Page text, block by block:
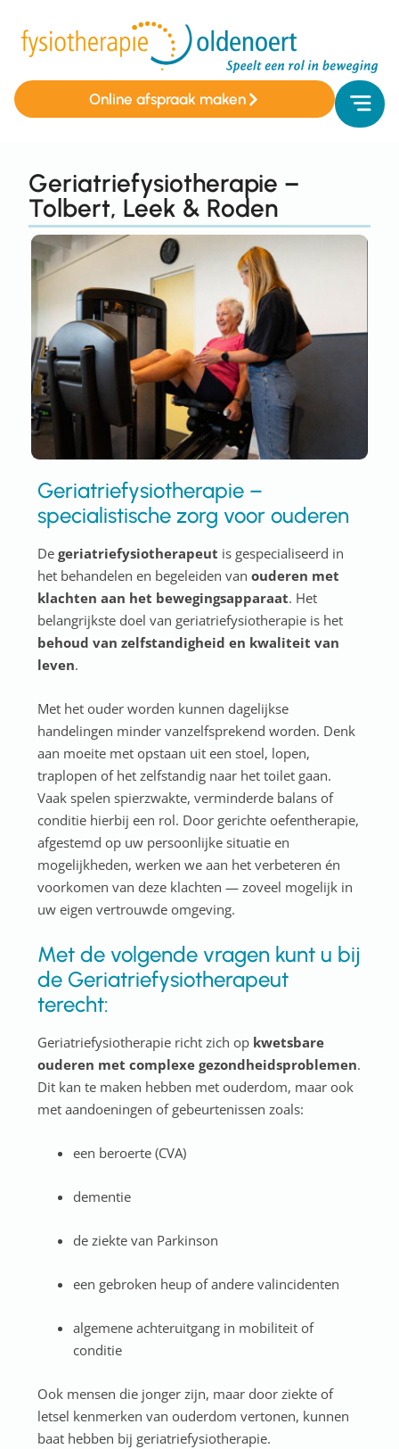
Online afspraak maken
Geriatriefysiotherapie –
Tolbert, Leek & Roden
Geriatriefysiotherapie –
specialistische zorg voor ouderen
De geriatriefysiotherapeut is gespecialiseerd in
het behandelen en begeleiden van ouderen met
klachten aan het bewegingsapparaat. Het
belangrijkste doel van geriatriefysiotherapie is het
behoud van zelfstandigheid en kwaliteit van
leven.
Met het ouder worden kunnen dagelijkse
handelingen minder vanzelfsprekend worden. Denk
aan moeite met opstaan uit een stoel, lopen,
traplopen of het zelfstandig naar het toilet gaan.
Vaak spelen spierzwakte, verminderde balans of
conditie hierbij een rol. Door gerichte oefentherapie,
afgestemd op uw persoonlijke situatie en
mogelijkheden, werken we aan het verbeteren én
voorkomen van deze klachten — zoveel mogelijk in
uw eigen vertrouwde omgeving.
Met de volgende vragen kunt u bij
de Geriatriefysiotherapeut
terecht:
Geriatriefysiotherapie richt zich op kwetsbare
ouderen met complexe gezondheidsproblemen.
Dit kan te maken hebben met ouderdom, maar ook
met aandoeningen of gebeurtenissen zoals:
een beroerte (CVA)
dementie
de ziekte van Parkinson
een gebroken heup of andere valincidenten
algemene achteruitgang in mobiliteit of
conditie
Ook mensen die jonger zijn, maar door ziekte of
letsel kenmerken van ouderdom vertonen, kunnen
baat hebben bij geriatriefysiotherapie.